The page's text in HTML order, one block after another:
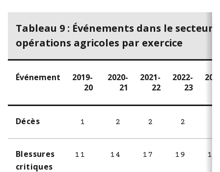
Tableau 9 : Événements dans le secteur
opérations agricoles par exercice
Événement
2019-
20
2020-
21
2021-
22
2022-
23
Décès 1 2 2 2
Blessures
critiques
11 14 17 19 11